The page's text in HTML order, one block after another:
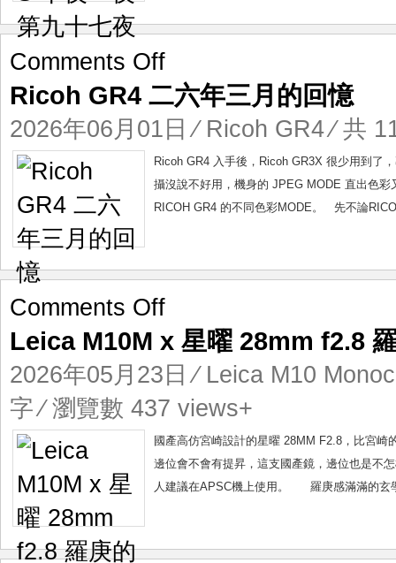
夜
Comments Offon
GR4
六
月
的
Ricoh GR4 二六年三月的回憶
2026年06月01日 ⁄ Ricoh GR4⁄ 共
Ricoh GR4 入手後，Ricoh GR3X 很少用到了
攝沒說不好用，機身的 JPEG MODE 直出色
RICOH GR4 的不同色彩MODE。 先不論
Comments Offon
M10M
星
曜
28mm
f2.8
羅
的
Leica M10M x 星曜 28mm f2.8
2026年05月23日 ⁄ Leica M10
字 ⁄ 瀏覽數 437 views+
國產高仿宮崎設計的星曜 28MM F2.8，比宮
邊位會不會有提昇，這支國產鏡，邊位也是不
人建議在APSC機上使用。 羅庚感滿滿的玄